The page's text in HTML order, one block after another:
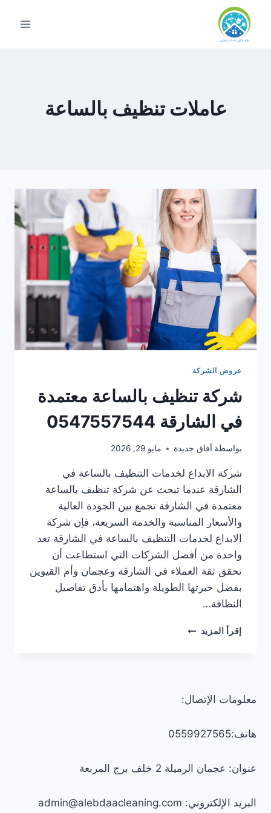
التجاوز
المحتوى
عاملات تنظيف بالساعة
عروض الشركة
شركة تنظيف بالساعة معتمدة
في الشارقة 0547557544
بواسطة آفاق جديدة مايو 29, 2026
شركة الابداع لخدمات التنظيف بالساعة في
الشارقة عندما تبحث عن شركة تنظيف بالساعة
معتمدة في الشارقة تجمع بين الجودة العالية
والأسعار المناسبة والخدمة السريعة، فإن شركة
الابداع لخدمات التنظيف بالساعة في الشارقة تعد
واحدة من أفضل الشركات التي استطاعت أن
تحقق ثقة العملاء في الشارقة وعجمان وأم القيوين
بفضل خبرتها الطويلة واهتمامها بأدق تفاصيل
النظافة…
إقرأ المزيد شركة
0547557544معلومات الإتصال:
هاتف:0559927565
عنوان: عجمان الرميلة 2 خلف برج المربعة
البريد الإلكتروني: admin@alebdaacleaning.com